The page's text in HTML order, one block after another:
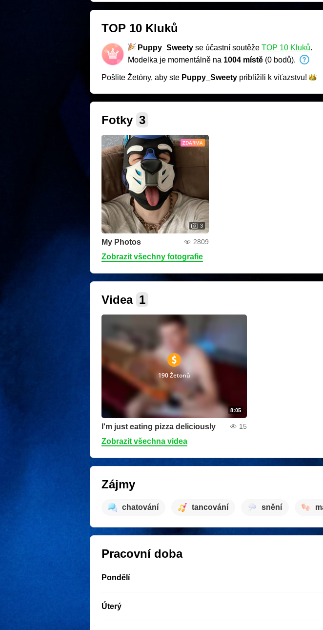
TOP 10 Kluků
Puppy_Sweety se účastní soutěže TOP 10 Kluků.
Modelka je momentálně na 1004 místě (0 bodů).
Pošlite Žetóny, aby ste Puppy_Sweety priblížili k víťazstvu!
Fotky 3
ZDARMA
3
My Photos 2809
Zobrazit všechny fotografie
Videa 1
8:05
190 Žetonů
I'm just eating pizza deliciously 15
Zobrazit všechna videa
Zájmy
chatování tancování snění
Pracovní doba
Pondělí
Úterý